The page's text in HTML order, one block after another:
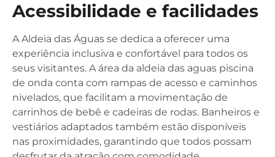
Acessibilidade e facilidades
A Aldeia das Águas se dedica a oferecer uma
experiência inclusiva e confortável para todos os
seus visitantes. A área da aldeia das aguas piscina
de onda conta com rampas de acesso e caminhos
nivelados, que facilitam a movimentação de
carrinhos de bebê e cadeiras de rodas. Banheiros e
vestiários adaptados também estão disponíveis
nas proximidades, garantindo que todos possam